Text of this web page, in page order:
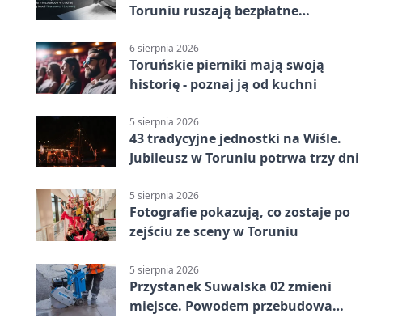
Toruniu ruszają bezpłatne
6 sierpnia 2026
Toruńskie pierniki mają swoją
historię - poznaj ją od kuchni
5 sierpnia 2026
43 tradycyjne jednostki na Wiśle.
Jubileusz w Toruniu potrwa trzy dni
5 sierpnia 2026
Fotografie pokazują, co zostaje po
zejściu ze sceny w Toruniu
5 sierpnia 2026
Przystanek Suwalska 02 zmieni
miejsce. Powodem przebudowa